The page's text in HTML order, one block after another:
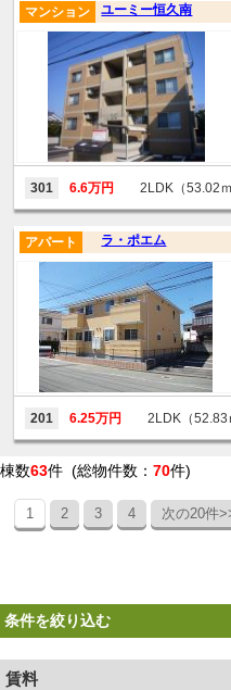
ユーミー恒久南
マンション
301 6.6万円 2LDK（53.02
ラ・ポエム
アパート
201 6.25万円 2LDK（52.83
棟数63件 (総物件数： 70件)
1 2 3 4 次の20件
条件を絞り込む
賃料